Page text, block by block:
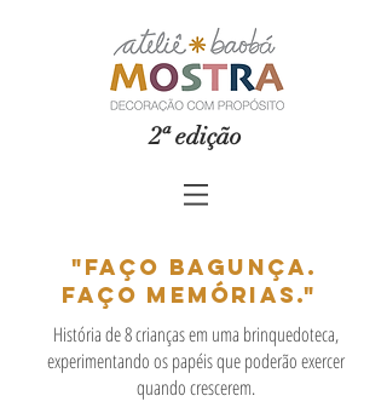
2ª edição
"faço bagunça.
faço memórias."
História de 8 crianças em uma brinquedoteca,
experimentando os papéis que poderão exercer
quando crescerem.